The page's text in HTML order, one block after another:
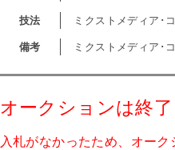
技法 ミクストメディア･
備考 ミクストメディア･
オークションは終
入札がなかったため、オーク